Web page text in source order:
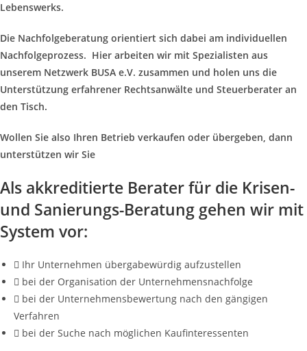
Lebenswerks.
Die Nachfolgeberatung orientiert sich dabei am individuellen
Nachfolgeprozess. Hier arbeiten wir mit Spezialisten aus
unserem Netzwerk BUSA e.V. zusammen und holen uns die
Unterstützung erfahrener Rechtsanwälte und Steuerberater an
den Tisch.
Wollen Sie also Ihren Betrieb verkaufen oder übergeben, dann
unterstützen wir Sie
Als akkreditierte Berater für die Krisen-
und Sanierungs-Beratung gehen wir mit
System vor:
Ihr Unternehmen übergabewürdig aufzustellen
bei der Organisation der Unternehmensnachfolge
bei der Unternehmensbewertung nach den gängigen
Verfahren
bei der Suche nach möglichen Kaufinteressenten